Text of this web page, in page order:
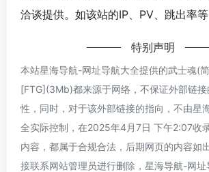
洽谈提供。如该站的IP、PV、跳出率等
特别声明
本站星海导航-网址导航大全提供的武士魂(
[FTG](3Mb)都来源于网络，不保证外部链
性，同时，对于该外部链接的指向，不由星
全实际控制，在2025年4月7日 下午2:07收
内容，都属于合规合法，后期网页的内容如
接联系网站管理员进行删除，星海导航-网